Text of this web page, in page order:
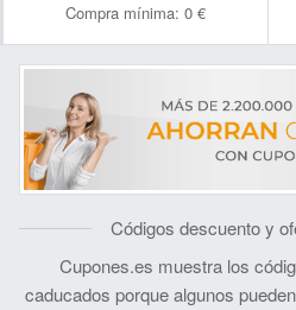
Compra mínima: 0 €
Códigos descuento y
Cupones.es muestra los
caducados porque algunos